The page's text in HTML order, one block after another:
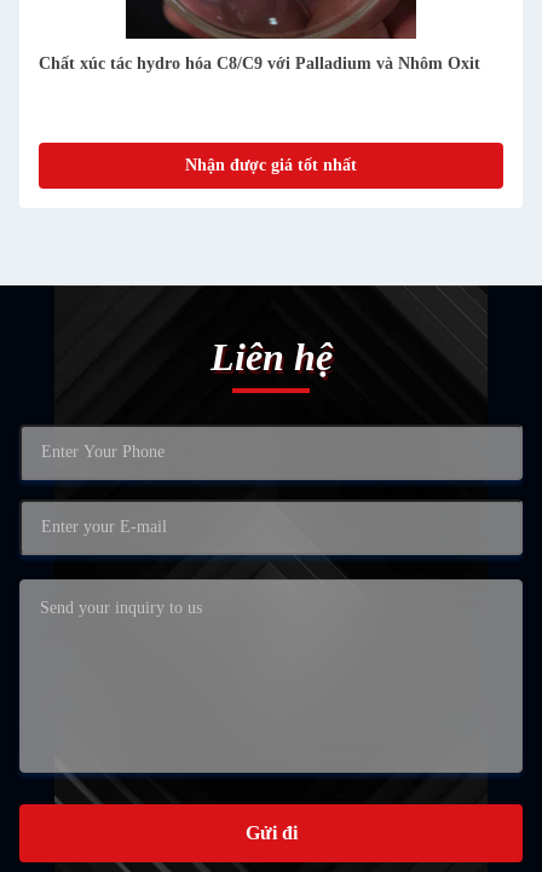
Chất xúc tác hydro hóa C8/C9 với Palladium và Nhôm Oxit
Nhận được giá tốt nhất
Liên hệ
Gửi đi